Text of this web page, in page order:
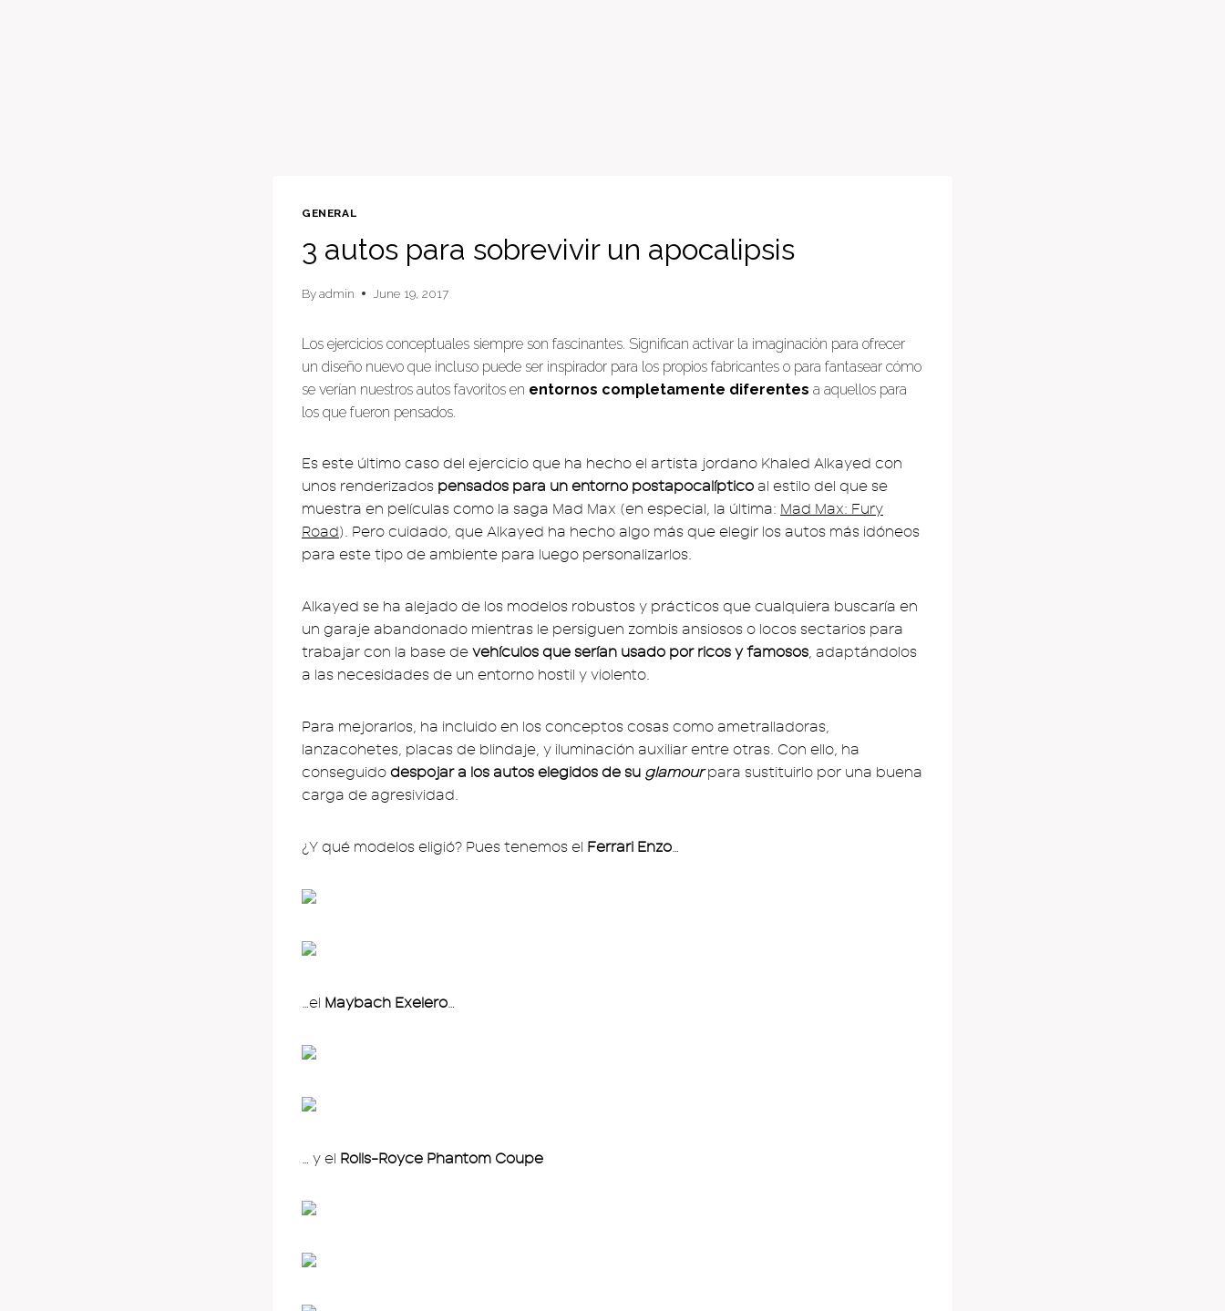
GENERAL
3 autos para sobrevivir un apocalipsis
Byadmin June 19, 2017
Los ejercicios conceptuales siempre son fascinantes. Significan activar la imaginación para ofrecer
un diseño nuevo que incluso puede ser inspirador para los propios fabricantes o para fantasear cómo
se verían nuestros autos favoritos en entornos completamente diferentes a aquellos para
los que fueron pensados.
Es este último caso del ejercicio que ha hecho el artista jordano Khaled Alkayed con
unos renderizados pensados para un entorno postapocalíptico al estilo del que se
muestra en películas como la saga Mad Max (en especial, la última: Mad Max: Fury
Road). Pero cuidado, que Alkayed ha hecho algo más que elegir los autos más idóneos
para este tipo de ambiente para luego personalizarlos.
Alkayed se ha alejado de los modelos robustos y prácticos que cualquiera buscaría en
un garaje abandonado mientras le persiguen zombis ansiosos o locos sectarios para
trabajar con la base de vehículos que serían usado por ricos y famosos, adaptándolos
a las necesidades de un entorno hostil y violento.
Para mejorarlos, ha incluido en los conceptos cosas como ametralladoras,
lanzacohetes, placas de blindaje, y iluminación auxiliar entre otras. Con ello, ha
conseguido despojar a los autos elegidos de su glamourpara sustituirlo por una buena
carga de agresividad.
¿Y qué modelos eligió? Pues tenemos el Ferrari Enzo…
…el Maybach Exelero…
… y el Rolls-Royce Phantom Coupe